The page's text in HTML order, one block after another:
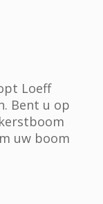
Loeff
Bent u op
uw boom